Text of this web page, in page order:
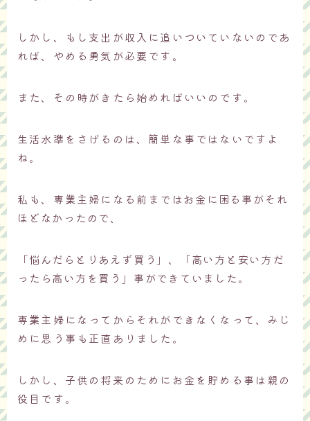
しかし、もし支出が収入に追いついていないのであ
れば、やめる勇気が必要です。
また、その時がきたら始めればいいのです。
生活水準をさげるのは、簡単な事ではないですよ
ね。
私も、専業主婦になる前まで はお金に困る事がそれ
ほどなかったので、
「悩んだらとりあえず買う」、「高い方と安い方だ
ったら高い方を買う」事ができていました。
専業主婦になってからそれができなくなって、みじ
めに思う事も正直ありました。
しかし、子供の将来のためにお金を貯める事は親の
役目です。